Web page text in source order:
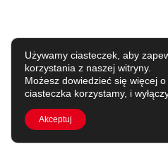
Używamy ciasteczek, aby
korzystania z naszej witryny.
Możesz dowiedzieć się więcej
ciasteczka korzystamy, i
Akceptuj